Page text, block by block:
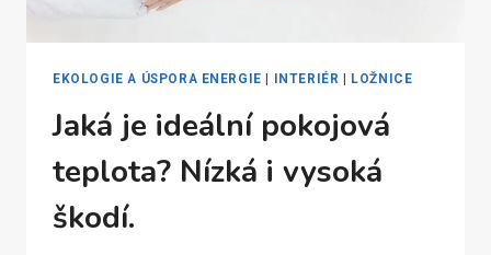
EKOLOGIE A ÚSPORA ENERGIE INTERIÉR LOŽNICE
Jaká je ideální pokojová
teplota? Nízká i vysoká
škodí.